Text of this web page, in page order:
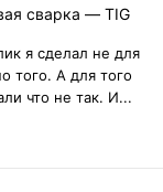
сварка — TIG
я сделал не для
того. А для того
что не так. И...